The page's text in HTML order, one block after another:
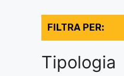
FILTRA PER:
Tipologia